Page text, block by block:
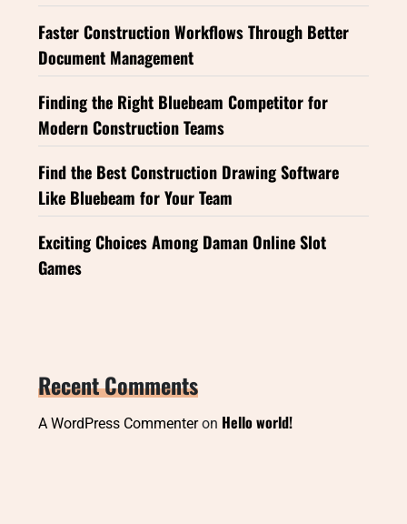
Faster Construction Workflows Through Better
Document Management
Finding the Right Bluebeam Competitor for
Modern Construction Teams
Find the Best Construction Drawing Software
Like Bluebeam for Your Team
Exciting Choices Among Daman Online Slot
Games
Recent Comments
A WordPress Commenteron Hello world!